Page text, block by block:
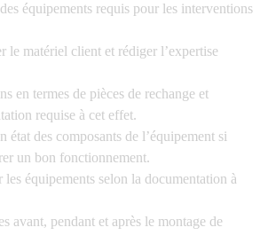
équipements requis pour les interventions
le matériel client et rédiger l’expertise
en termes de pièces de rechange et
requise à cet effet.
état des composants de l’équipement si
un bon fonctionnement.
les équipements selon la documentation à
avant, pendant et après le montage de